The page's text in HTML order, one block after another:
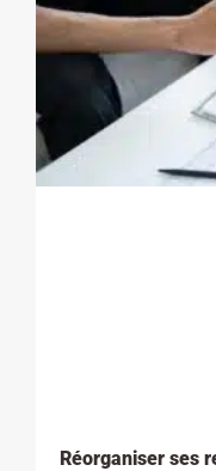
Réorganiser ses